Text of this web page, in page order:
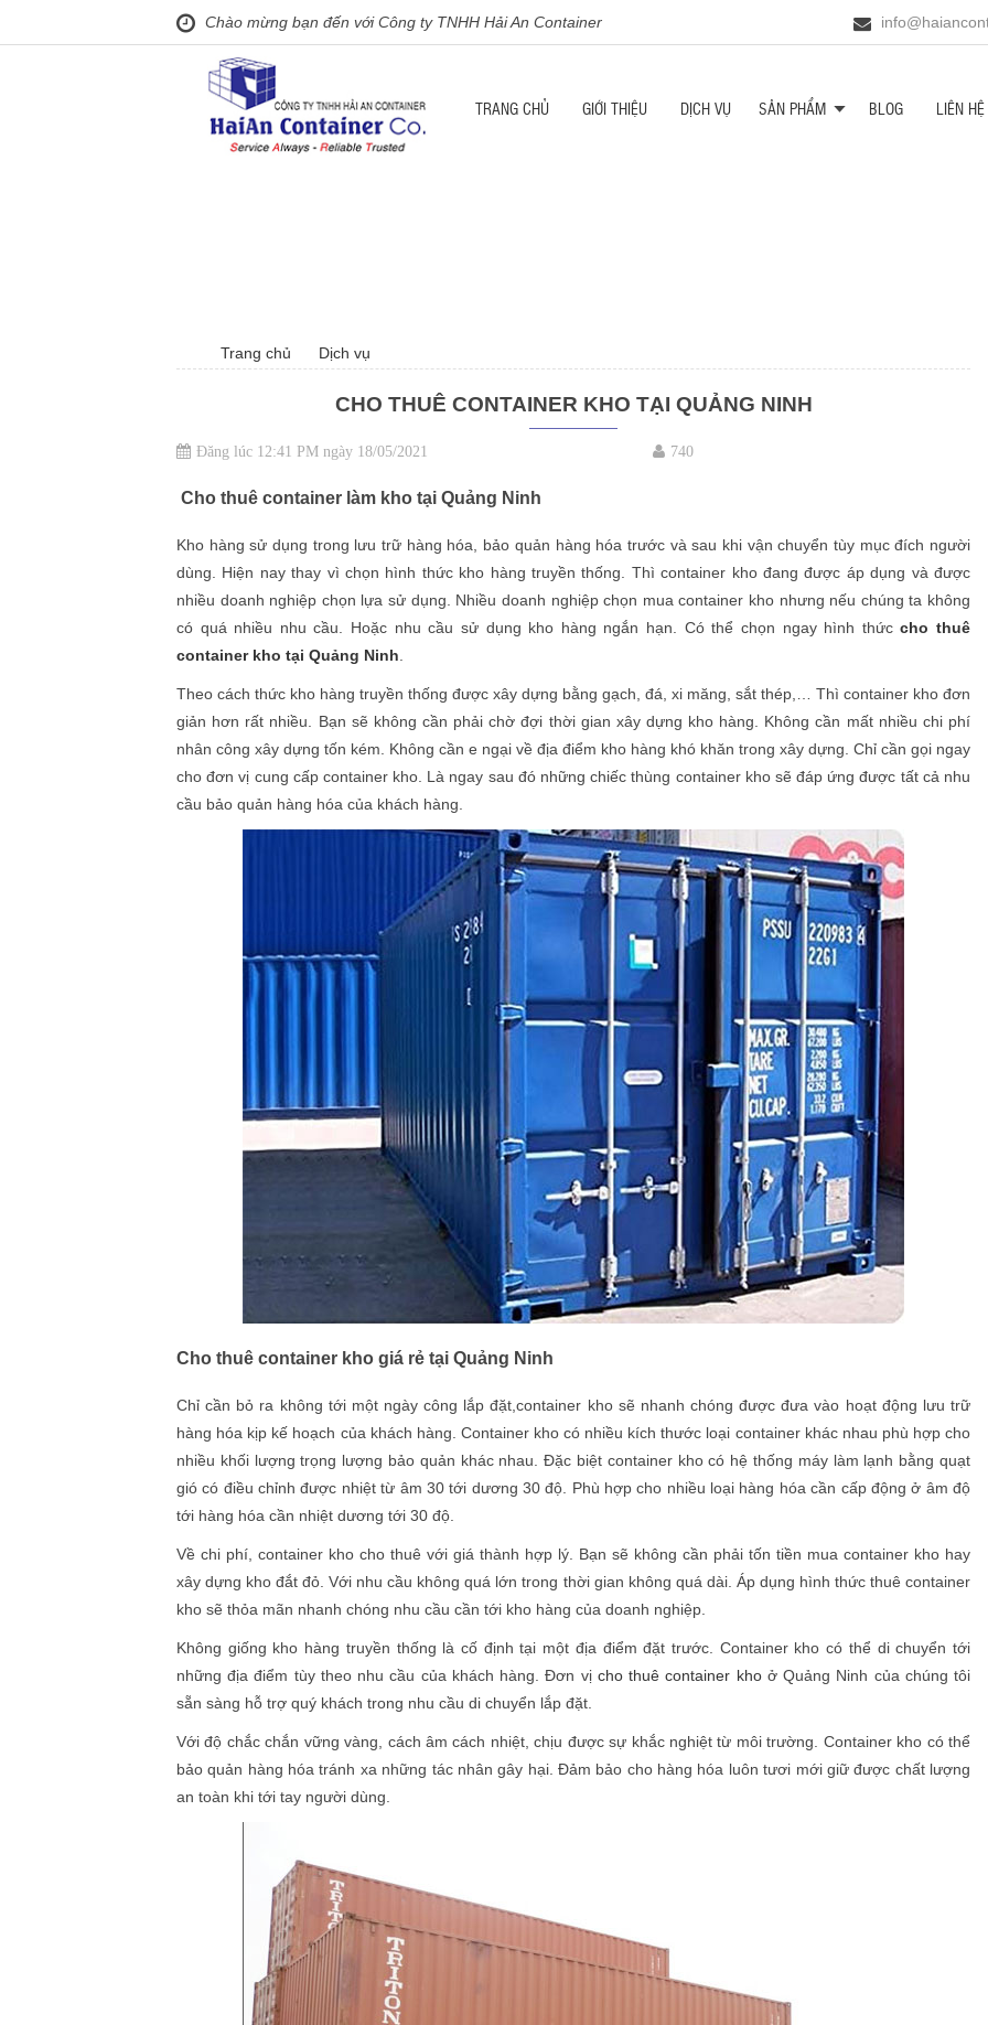
Chào mừng bạn đến với Công ty TNHH Hải An Container
TRANG CHỦ GIỚI THIỆU DỊCH VỤ SẢN PHẨM BLOG LIÊN HỆ
Trang chủ Dịch vụ
CHO THUÊ CONTAINER KHO TẠI QUẢNG NINH
Đăng lúc 12:41 PM ngày 18/05/2021 740
Cho thuê container làm kho tại Quảng Ninh
Kho hàng sử dụng trong lưu trữ hàng hóa, bảo quản hàng hóa trước và sau khi vận chuyển tùy mục đích người
dùng. Hiện nay thay vì chọn hình thức kho hàng truyền thống. Thì container kho đang được áp dụng và được
nhiều doanh nghiệp chọn lựa sử dụng. Nhiều doanh nghiệp chọn mua container kho nhưng nếu chúng ta không
có quá nhiều nhu cầu. Hoặc nhu cầu sử dụng kho hàng ngắn hạn. Có thể chọn ngay hình thứccho thuê
container kho tại Quảng Ninh
Theo cách thức kho hàng truyền thống được xây dựng bằng gạch, đá, xi măng, sắt thép,… Thì container kho đơn
giản hơn rất nhiều. Bạn sẽ không cần phải chờ đợi thời gian xây dựng kho hàng. Không cần mất nhiều chi phí
nhân công xây dựng tốn kém. Không cần e ngại về địa điểm kho hàng khó khăn trong xây dựng. Chỉ cần gọi ngay
cho đơn vị cung cấp container kho. Là ngay sau đó những chiếc thùng container kho sẽ đáp ứng được tất cả nhu
cầu bảo quản hàng hóa của khách hàng.
Cho thuê container kho giá rẻ tại Quảng Ninh
Chỉ cần bỏ ra không tới một ngày công lắp đặt,container kho sẽ nhanh chóng được đưa vào hoạt động lưu trữ
hàng hóa kịp kế hoạch của khách hàng. Container kho có nhiều kích thước loại container khác nhau phù hợp cho
nhiều khối lượng trọng lượng bảo quản khác nhau. Đặc biệt container kho có hệ thống máy làm lạnh bằng quạt
gió có điều chỉnh được nhiệt từ âm 30 tới dương 30 độ. Phù hợp cho nhiều loại hàng hóa cần cấp động ở âm độ
tới hàng hóa cần nhiệt dương tới 30 độ.
Về chi phí, container kho cho thuê với giá thành hợp lý. Bạn sẽ không cần phải tốn tiền mua container kho hay
xây dựng kho đắt đỏ. Với nhu cầu không quá lớn trong thời gian không quá dài. Áp dụng hình thức thuê container
kho sẽ thỏa mãn nhanh chóng nhu cầu cần tới kho hàng của doanh nghiệp.
Không giống kho hàng truyền thống là cố định tại một địa điểm đặt trước. Container kho có thể di chuyển tới
những địa điểm tùy theo nhu cầu của khách hàng. Đơn vị cho thuê container khoở Quảng Ninh của chúng tôi
sẵn sàng hỗ trợ quý khách trong nhu cầu di chuyển lắp đặt.
Với độ chắc chắn vững vàng, cách âm cách nhiệt, chịu được sự khắc nghiệt từ môi trường. Container kho có thể
bảo quản hàng hóa tránh xa những tác nhân gây hại. Đảm bảo cho hàng hóa luôn tươi mới giữ được chất lượng
an toàn khi tới tay người dùng.